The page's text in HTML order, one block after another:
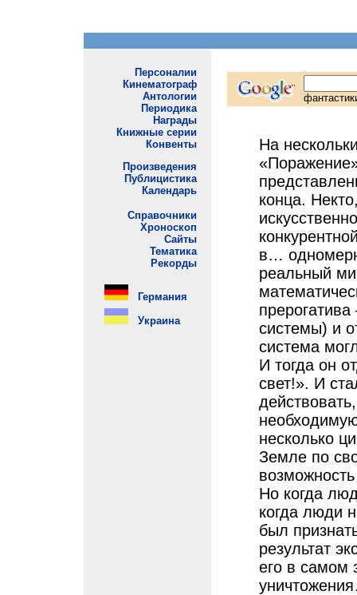
На
конца.
в…
реальный
системы) и
система
И тогда он
свет!». И
несколько
Земле по
Но когда
когда люди
был
результат
его в самом